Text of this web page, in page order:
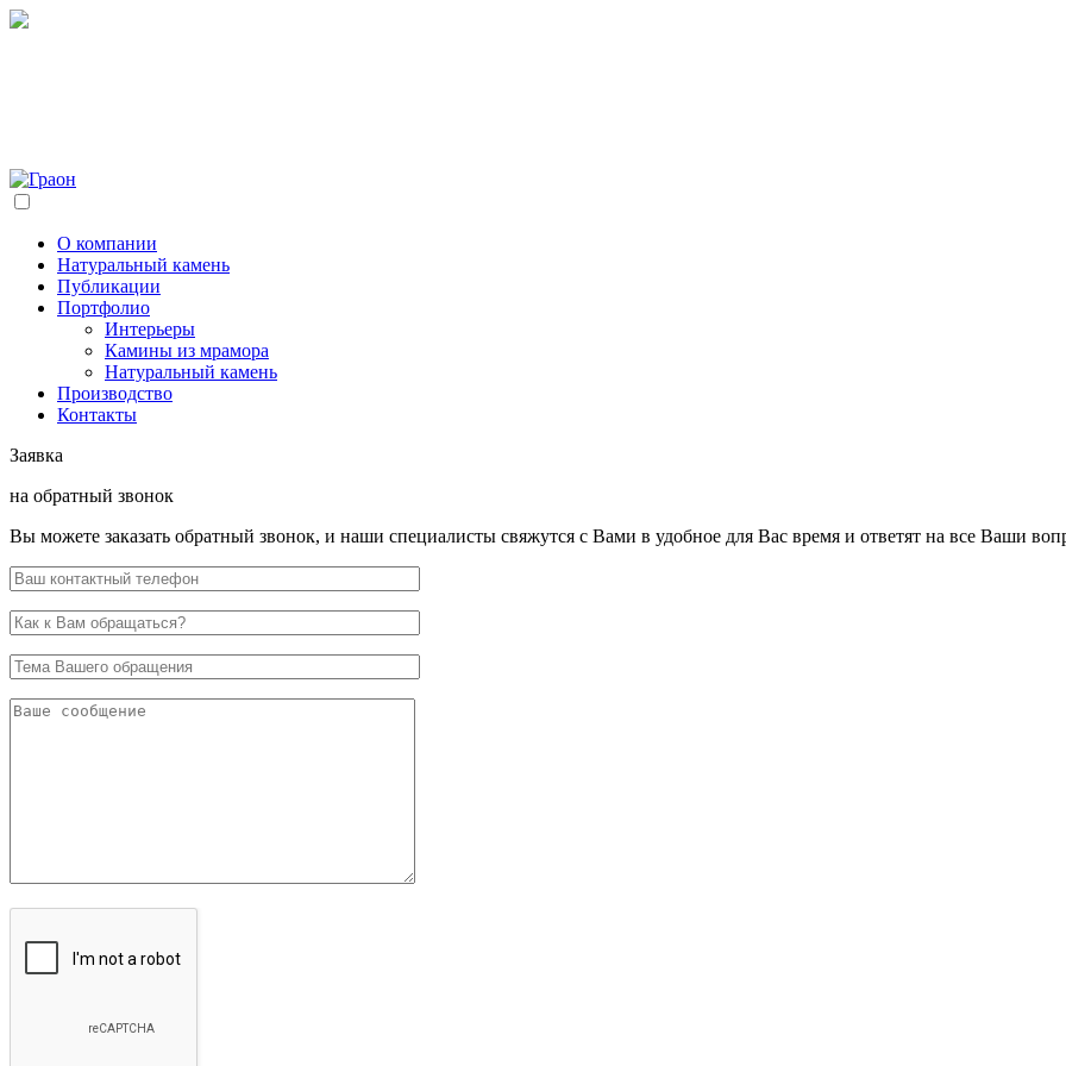
О компании
Натуральный камень
Публикации
Портфолио
Интерьеры
Камины из мрамора
Натуральный камень
Производство
Контакты
Заявка
на обратный звонок
Вы можете заказать обратный звонок, и наши специалисты свяжутся с Вами в удобное для Вас время и ответят на все Ваши